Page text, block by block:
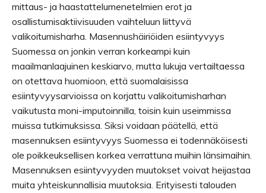
mittaus- ja haastattelumenetelmien erot ja
osallistumisaktiivisuuden vaihteluun liittyvä
valikoitumisharha. Masennushäiriöiden esiintyvyys
Suomessa on jonkin verran korkeampi kuin
maailmanlaajuinen keskiarvo, mutta lukuja vertailtaessa
on otettava huomioon, että suomalaisissa
esiintyvyysarvioissa on korjattu valikoitumisharhan
vaikutusta moni-imputoinnilla, toisin kuin useimmissa
muissa tutkimuksissa. Siksi voidaan päätellä, että
masennuksen esiintyvyys Suomessa ei todennäköisesti
ole poikkeuksellisen korkea verrattuna muihin länsimaihin.
Masennuksen esiintyvyyden muutokset voivat heijastaa
muita yhteiskunnallisia muutoksia. Erityisesti talouden